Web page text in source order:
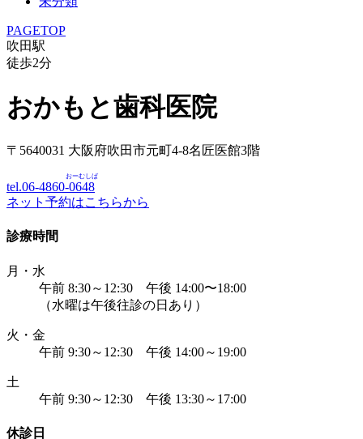
PAGETOP
吹田駅
徒歩2分
おかもと歯科医院
〒5640031 大阪府吹田市元町4-8名匠医館3階
tel.06-4860-0648
おーむしば
ネット予約はこちらから
診療時間
月・水
午前 8:30～12:30 午後 14:00〜18:00
（水曜は午後往診の日あり）
火・金
午前 9:30～12:30 午後 14:00～19:00
土
午前 9:30～12:30 午後 13:30～17:00
休診日